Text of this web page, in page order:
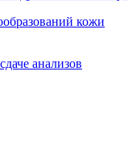
кожи
анализов